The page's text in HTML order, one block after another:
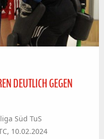
DEUTLICH GEGEN
Süd TuS
10.02.2024